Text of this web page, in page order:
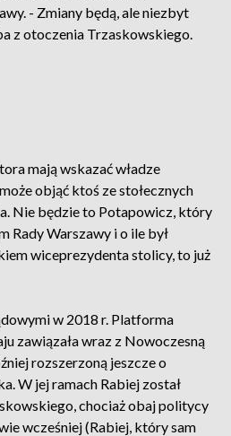
- Zmiany będą, ale niezbyt
z otoczenia Trzaskowskiego.
mają wskazać władze
objąć ktoś ze stołecznych
Nie będzie to Potapowicz, który
Rady Warszawy i o ile był
wiceprezydenta stolicy, to już
w 2018 r. Platforma
zawiązała wraz z Nowoczesną
rozszerzoną jeszcze o
W jej ramach Rabiej został
chociaż obaj politycy
wcześniej (Rabiej, który sam